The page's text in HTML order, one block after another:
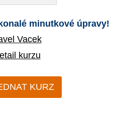
minutkové úpravy!
Vacek
kurzu
KURZ